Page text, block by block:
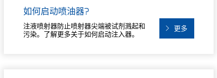
如何启动喷油器?
注液喷射器防止喷射器尖端被试剂溅起和
污染。了解更多关于如何启动注入器。
更多